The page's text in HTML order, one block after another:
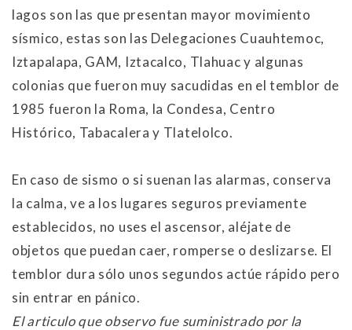
lagos son las que presentan mayor movimiento
sísmico, estas son las Delegaciones Cuauhtemoc,
Iztapalapa, GAM, Iztacalco, Tlahuac y algunas
colonias que fueron muy sacudidas en el temblor de
1985 fueron la Roma, la Condesa, Centro
Histórico, Tabacalera y Tlatelolco.
En caso de sismo o si suenan las alarmas, conserva
la calma, ve a los lugares seguros previamente
establecidos, no uses el ascensor, aléjate de
objetos que puedan caer, romperse o deslizarse. El
temblor dura sólo unos segundos actúe rápido pero
sin entrar en pánico.
El articulo que observo fue suministrado por la